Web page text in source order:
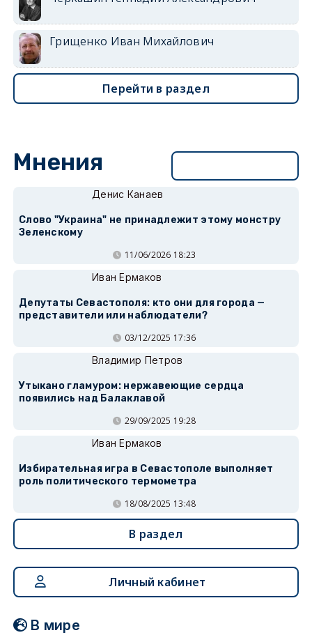
Грищенко Иван Михайлович
Перейти в раздел
Мнения
Денис Канаев
Слово "Украина" не принадлежит этому монстру
Зеленскому
11/06/2026 18:23
Иван Ермаков
Депутаты Севастополя: кто они для города —
представители или наблюдатели?
03/12/2025 17:36
Владимир Петров
Утыкано гламуром: нержавеющие сердца
появились над Балаклавой
29/09/2025 19:28
Иван Ермаков
Избирательная игра в Севастополе выполняет
роль политического термометра
18/08/2025 13:48
В раздел
Личный кабинет
В мире